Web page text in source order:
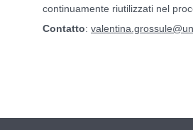
continuamente riutilizzati nel
Contatto: